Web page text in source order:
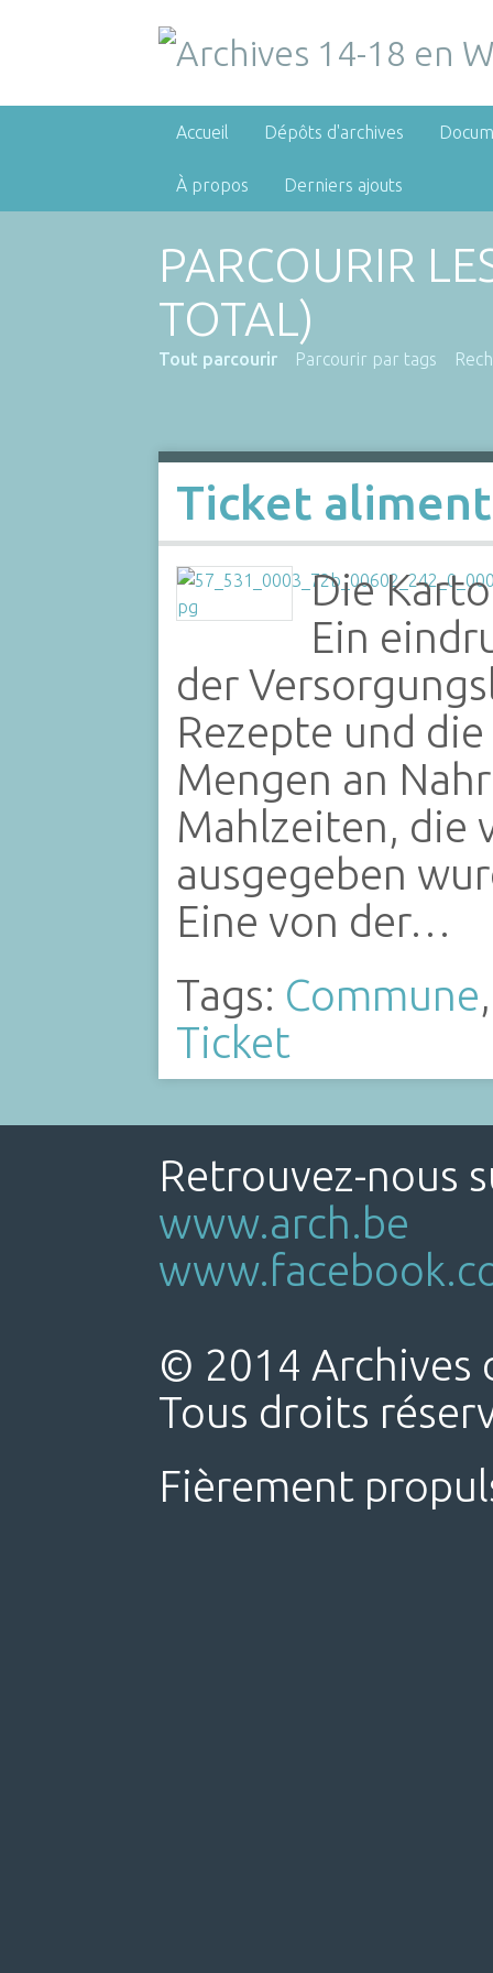
Accueil Dépôts d'archives
À propos Derniers ajouts
PARCOURIR
TOTAL)
Tout parcourir Parcourir par tags
Ticket
Die
Ein
der
Rezepte und
Mengen an
Mahlzeiten, die
ausgegeben
Eine von der…
Tags: Commune
Ticket
Retrouvez-nous
www.arch.be
© 2014 Archives
Tous droits
Fièrement